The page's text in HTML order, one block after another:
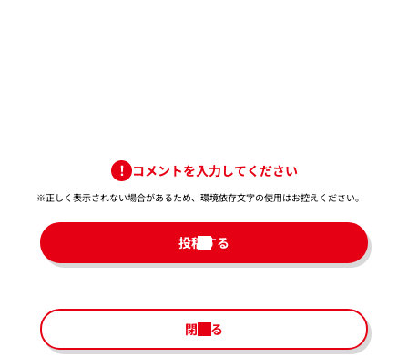
コメントを入力してください
※正しく表示されない場合があるため、環境依存文字の使用はお控えください。​
投稿する
閉じる